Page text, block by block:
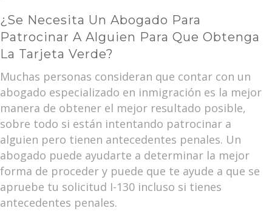
¿Se Necesita Un Abogado Para
Patrocinar A Alguien Para Que Obtenga
La Tarjeta Verde?
Muchas personas consideran que contar con un
abogado especializado en inmigración es la mejor
manera de obtener el mejor resultado posible,
sobre todo si están intentando patrocinar a
alguien pero tienen antecedentes penales. Un
abogado puede ayudarte a determinar la mejor
forma de proceder y puede que te ayude a que se
apruebe tu solicitud I-130 incluso si tienes
antecedentes penales.